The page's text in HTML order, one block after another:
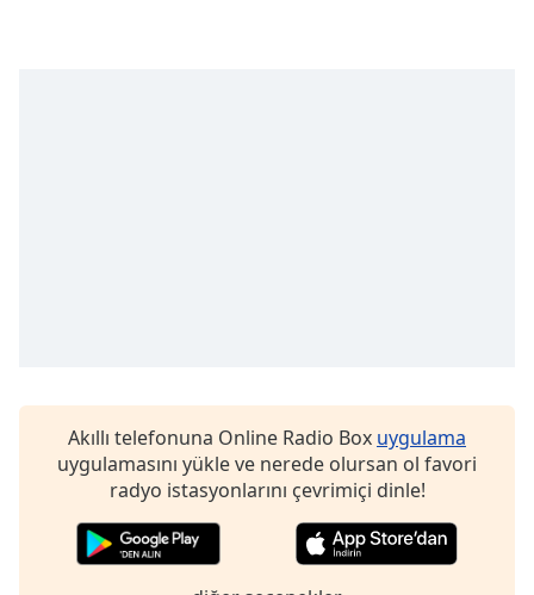
Akıllı telefonuna Online Radio Box uygulama
uygulamasını yükle ve nerede olursan ol favori
radyo istasyonlarını çevrimiçi dinle!